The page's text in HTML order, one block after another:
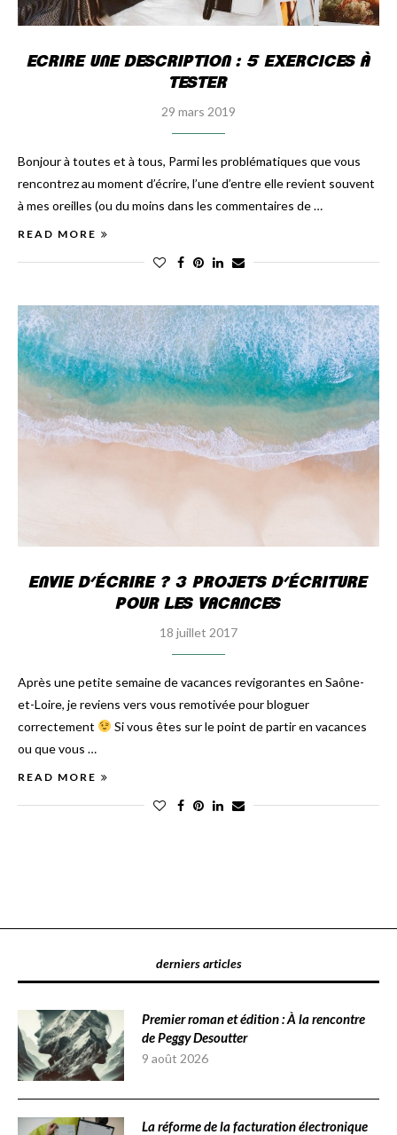
ECRIRE UNE DESCRIPTION : 5 EXERCICES À
TESTER
29 mars 2019
Bonjour à toutes et à tous, Parmi les problématiques que vous
rencontrez au moment d’écrire, l’une d’entre elle revient souvent
à mes oreilles (ou du moins dans les commentaires de …
READ MORE
ENVIE D’ÉCRIRE ? 3 PROJETS D’ÉCRITURE
POUR LES VACANCES
18 juillet 2017
Après une petite semaine de vacances revigorantes en Saône-
et-Loire, je reviens vers vous remotivée pour bloguer
correctement
Si vous êtes sur le point de partir en vacances
ou que vous …
READ MORE
derniers articles
Premier roman et édition : À la rencontre
de Peggy Desoutter
9 août 2026
La réforme de la facturation électronique